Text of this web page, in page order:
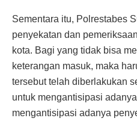
Sementara itu, Polrestabes
penyekatan dan
kota. Bagi yang tidak bisa
keterangan masuk, maka
tersebut telah diberlakukan
untuk mengantisipasi
mengantisipasi adanya